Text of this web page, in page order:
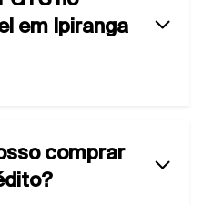
em Ipiranga
comprar